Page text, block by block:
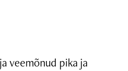
veemõnud pika ja